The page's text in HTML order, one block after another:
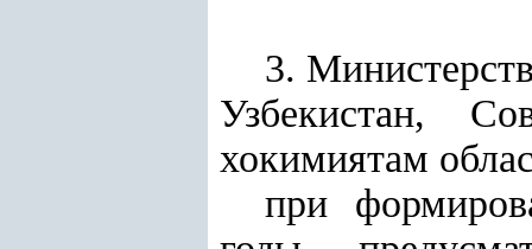
3.
Узбекистан,
хокимиятам
при